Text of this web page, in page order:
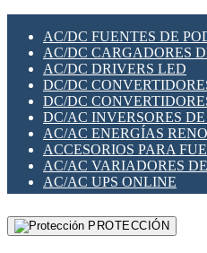
SWITCH Y
TARJETAS PI
UNIÓN Y DERIVACIÓN
PLACAS MODULARES
SWITCHES Y REDES
SOLUCIONES IOT
SOLUCIONES
SOLUCIONES RED
SEGURIDAD PARA
SWITCHES LAN
TELEFONÍA IP (VOIP)
VIGILANCIA IP (CCTV)
MESHTASTIC
AC/DC FUENTES DE
AC/DC CARGADORES
AC/DC DRIVERS LED
DC/DC
DC/DC
DC/AC INVERSORES
AC/AC ENERGÍAS
ACCESORIOS PARA
AC/AC VARIADORES
AC/AC UPS ONLINE
PROTECCIÓN